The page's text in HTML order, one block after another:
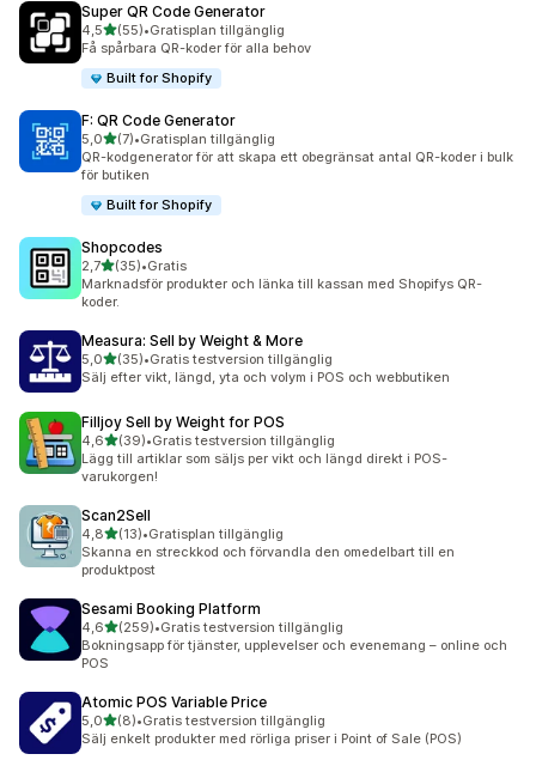
Super QR Code Generator
4,5av 5 stjärnor
(55)
55 recensioner totalt
•Gratisplan tillgänglig
Få spårbara QR-koder för alla behov
Built for Shopify
F: QR Code Generator
5,0av 5 stjärnor
(7)
7 recensioner totalt
•Gratisplan tillgänglig
QR-kodgenerator för att skapa ett obegränsat antal QR-koder i bulk
för butiken
Built for Shopify
Shopcodes
2,7av 5 stjärnor
(35)
35 recensioner totalt
•Gratis
Marknadsför produkter och länka till kassan med Shopifys QR-
koder.
Measura: Sell by Weight & More
5,0av 5 stjärnor
(35)
35 recensioner totalt
•Gratis testversion tillgänglig
Sälj efter vikt, längd, yta och volym i POS och webbutiken
Filljoy Sell by Weight for POS
4,6av 5 stjärnor
(39)
39 recensioner totalt
•Gratis testversion tillgänglig
Lägg till artiklar som säljs per vikt och längd direkt i POS-
varukorgen!
Scan2Sell
4,8av 5 stjärnor
(13)
13 recensioner totalt
•Gratisplan tillgänglig
Skanna en streckkod och förvandla den omedelbart till en
produktpost
Sesami Booking Platform
4,6av 5 stjärnor
(259)
259 recensioner totalt
•Gratis testversion tillgänglig
Bokningsapp för tjänster, upplevelser och evenemang – online och
POS
Atomic POS Variable Price
5,0av 5 stjärnor
(8)
8 recensioner totalt
•Gratis testversion tillgänglig
Sälj enkelt produkter med rörliga priser i Point of Sale (POS)